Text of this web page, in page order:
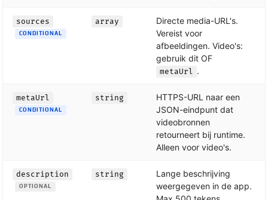
sources
CONDITIONAL
array
Directe media-URL's.
Vereist voor
afbeeldingen. Video's:
gebruik dit OF
metaUrl .
metaUrl
CONDITIONAL
string
HTTPS-URL naar een
JSON-eindpunt dat
videobronnen
retourneert bij runtime.
Alleen voor video's.
description
OPTIONAL
string
Lange beschrijving
weergegeven in de app.